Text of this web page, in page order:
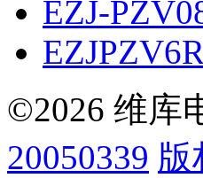
EZJ-
©2026 维库
20050339 版